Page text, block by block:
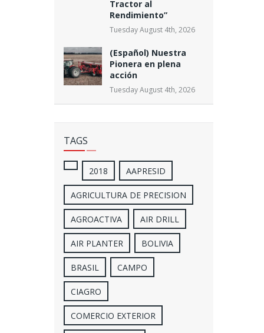
Tractor al
Rendimiento”
Tuesday August 4th, 2026
(Español) Nuestra
Pionera en plena
acción
Tuesday August 4th, 2026
TAGS
2018 AAPRESID
AGRICULTURA DE PRECISION
AGROACTIVA AIR DRILL
AIR PLANTER BOLIVIA
BRASIL CAMPO
CIAGRO
COMERCIO EXTERIOR